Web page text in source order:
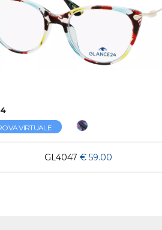
VIRTUALE
GL4047€ 59.00